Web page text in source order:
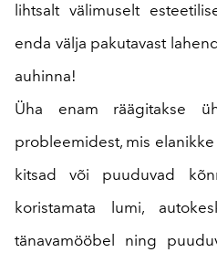
lihtsalt välimuselt
enda välja pakutavast
auhinna!
Üha enam räägitakse
probleemidest, mis
kitsad või puuduvad
koristamata lumi,
tänavamööbel ning